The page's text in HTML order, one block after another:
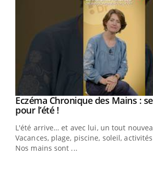
Youtube
Eczéma Chronique des Mains :
pour l’été !Youtube
L'été arrive… et avec lui, un tout
Vacances, plage, piscine, soleil,
Nos mains sont ...